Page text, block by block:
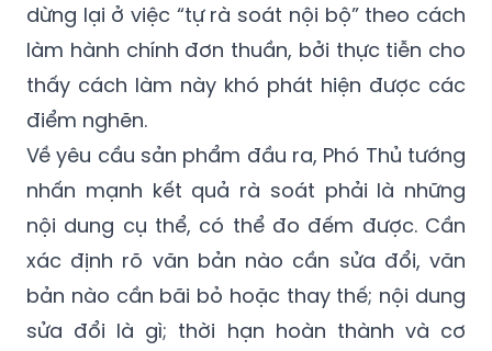
dừng lại ở việc “tự rà soát nội bộ” theo cách
làm hành chính đơn thuần, bởi thực tiễn cho
thấy cách làm này khó phát hiện được các
điểm nghẽn.
Về yêu cầu sản phẩm đầu ra, Phó Thủ tướng
nhấn mạnh kết quả rà soát phải là những
nội dung cụ thể, có thể đo đếm được. Cần
xác định rõ văn bản nào cần sửa đổi, văn
bản nào cần bãi bỏ hoặc thay thế; nội dung
sửa đổi là gì; thời hạn hoàn thành và cơ